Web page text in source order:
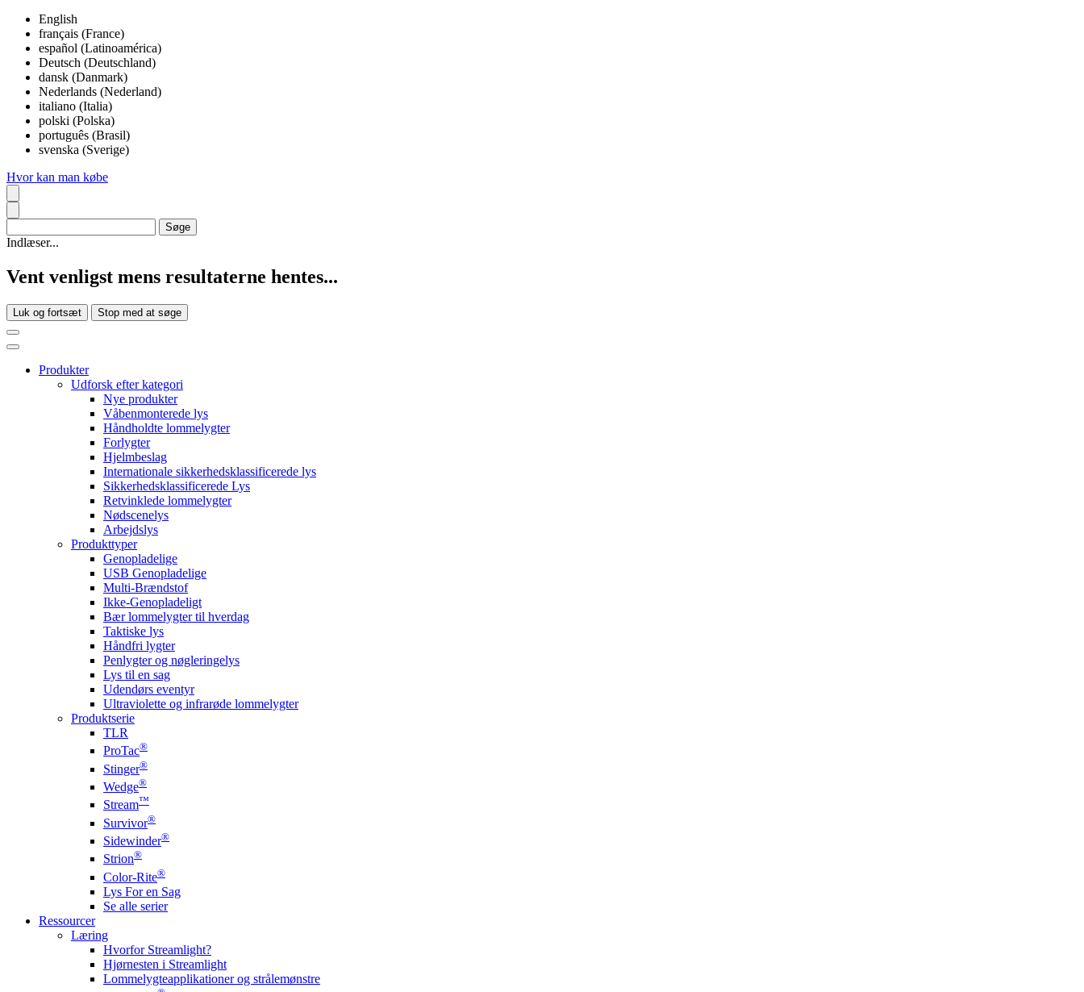
English
français (France)
español (Latinoamérica)
Deutsch (Deutschland)
dansk (Danmark)
Nederlands (Nederland)
italiano (Italia)
polski (Polska)
português (Brasil)
svenska (Sverige)
Hvor kan man købe
Indlæser...
Vent venligst mens resultaterne hentes...
Luk og fortsæt Stop med at søge
Produkter
Udforsk efter kategori
Nye produkter
Våbenmonterede lys
Håndholdte lommelygter
Forlygter
Hjelmbeslag
Internationale sikkerhedsklassificerede lys
Sikkerhedsklassificerede Lys
Retvinklede lommelygter
Nødscenelys
Arbejdslys
Produkttyper
Genopladelige
USB Genopladelige
Multi-Brændstof
Ikke-Genopladeligt
Bær lommelygter til hverdag
Taktiske lys
Håndfri lygter
Penlygter og nøgleringelys
Lys til en sag
Udendørs eventyr
Ultraviolette og infrarøde lommelygter
Produktserie
TLR
ProTac®
Stinger®
Wedge®
Stream™
Survivor®
Sidewinder®
Strion®
Color-Rite®
Lys For en Sag
Se alle serier
Ressourcer
Læring
Hvorfor Streamlight?
Hjørnesten i Streamlight
Lommelygteapplikationer og strålemønstre